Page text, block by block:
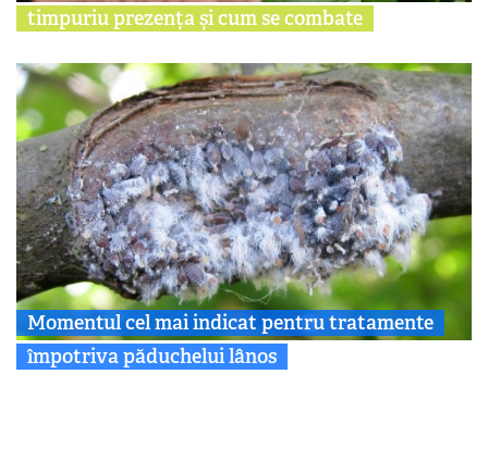
timpuriu prezența și cum se combate
Momentul cel mai indicat pentru tratamente
împotriva păduchelui lânos